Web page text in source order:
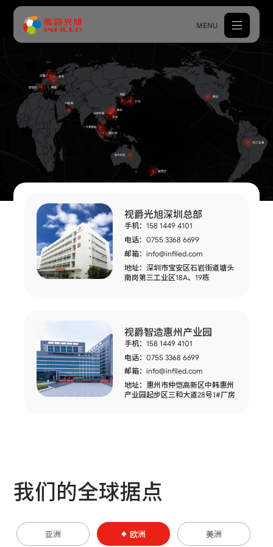
MENU
产品中心
解决方案
案例中心
关于我们
新闻中心
体验中心
加入我们
语言版本
CN EN ES
视爵光旭深圳总部
手机：158 1449 4101
电话：0755 3368 6699
邮箱：info@infiled.com
地址：深圳市宝安区石岩街道塘头
南岗第三工业区18A、19栋
视爵智造惠州产业园
手机：158 1449 4101
电话：0755 3368 6699
邮箱：info@infiled.com
地址：惠州市仲恺高新区中韩惠州
产业园起步区三和大道28号1#厂房
我们的全球据点
亚洲 欧洲 美洲